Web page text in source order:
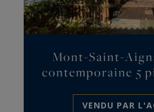
Mont-Saint-
contemporaine 5
VENDU PAR